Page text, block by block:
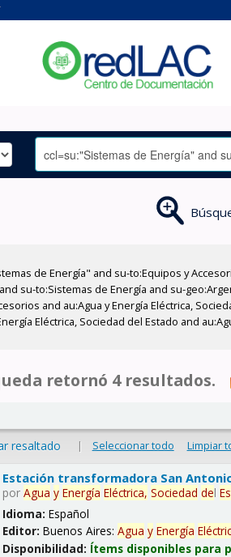
de Energía" and su-to:Equipos y
su-to:Sistemas de Energía and su-
and au:Agua y Energía Eléctrica,
Eléctrica, Sociedad del Estado and
retornó 4 resultados.
resaltado | Seleccionar todo Limpiar
Estación transformadora San
porAgua y Energía Eléctrica, Sociedad del
Idioma:Español
Editor:Buenos Aires:Agua y Energía
Disponibilidad: Ítems disponibles para